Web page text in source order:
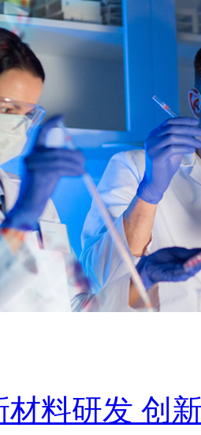
料研发 创